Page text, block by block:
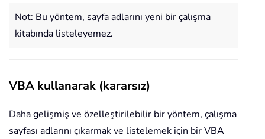
Not: Bu yöntem, sayfa adlarını yeni bir çalışma
kitabında listeleyemez.
VBA kullanarak (kararsız)
Daha gelişmiş ve özelleştirilebilir bir yöntem, çalışma
sayfası adlarını çıkarmak ve listelemek için bir VBA